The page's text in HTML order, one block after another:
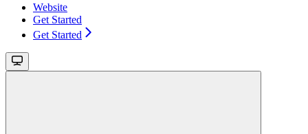
Website
Get Started
Get Started